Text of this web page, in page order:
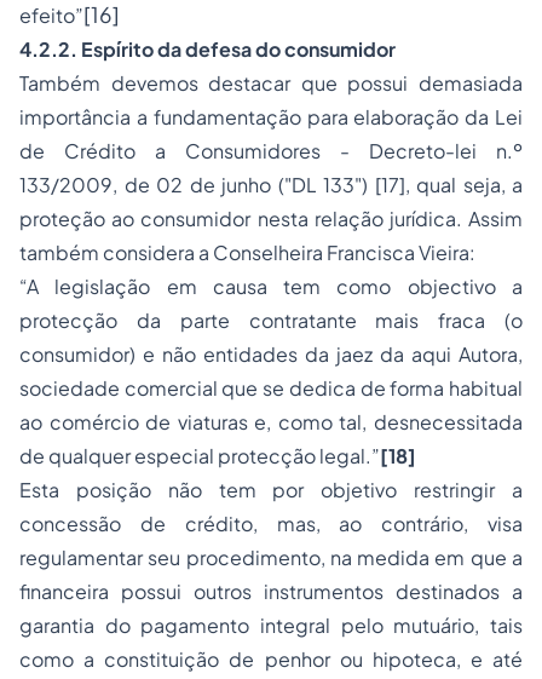
efeito”[16]
4.2.2. Espírito da defesa do consumidor
Também devemos destacar que possui demasiada
importância a fundamentação para elaboração da Lei
de Crédito a Consumidores - Decreto-lei n.º
133/2009, de 02 de junho ("DL 133") [17], qual seja, a
proteção ao consumidor nesta relação jurídica. Assim
também considera a Conselheira Francisca Vieira:
“A legislação em causa tem como objectivo a
protecção da parte contratante mais fraca (o
consumidor) e não entidades da jaez da aqui Autora,
sociedade comercial que se dedica de forma habitual
ao comércio de viaturas e, como tal, desnecessitada
de qualquer especial protecção legal.”[18]
Esta posição não tem por objetivo restringir a
concessão de crédito, mas, ao contrário, visa
regulamentar seu procedimento, na medida em que a
financeira possui outros instrumentos destinados a
garantia do pagamento integral pelo mutuário, tais
como a constituição de penhor ou hipoteca, e até